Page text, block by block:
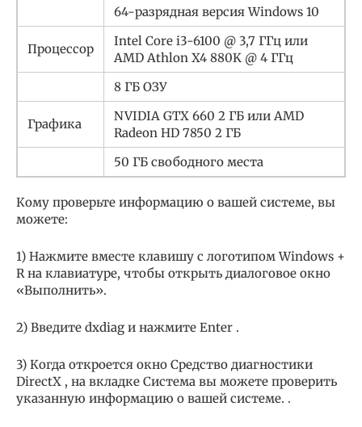
64-разрядная версия Windows 10
Процессор
Intel Core i3-6100 @ 3,7 ГГц или
AMD Athlon X4 880K @ 4 ГГц
8 ГБ ОЗУ
Графика
NVIDIA GTX 660 2 ГБ или AMD
Radeon HD 7850 2 ГБ
50 ГБ свободного места
Кому проверьте информацию о вашей системе, вы
можете:
1) Нажмите вместе клавишу с логотипом Windows +
R на клавиатуре, чтобы открыть диалоговое окно
«Выполнить».
2) Введите dxdiag и нажмите Enter .
3) Когда откроется окно Средство диагностики
DirectX , на вкладке Система вы можете проверить
указанную информацию о вашей системе. .